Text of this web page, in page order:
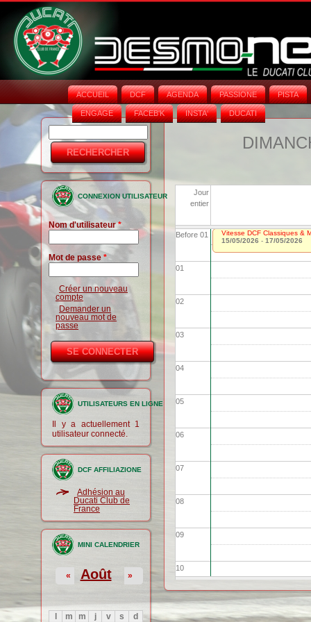
ACCUEIL DCF AGENDA PASSIONE PISTA
ENGAGE FACEB'K INSTA‘ DUCATI
Formulaire
de
recherche
CONNEXION UTILISATEUR
Nom d'utilisateur*
Mot de passe *
Créer un nouveau
compte
Demander un
nouveau mot de
passe
UTILISATEURS EN LIGNE
Il y a actuellement 1
utilisateur connecté.
DCF AFFILIAZIONE
Adhésion au
Ducati Club de
France
MINI CALENDRIER
Août
« »
m m j v s
d
Jour
entier
Before 01
01
02
03
04
05
06
07
08
09
10
11
Vitesse DCF Classiques &
15/05/2026 - 17/05/2026